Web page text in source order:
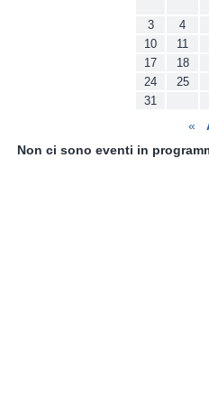
3
4
10
11
17
18
24
25
31
«
Non ci sono eventi in